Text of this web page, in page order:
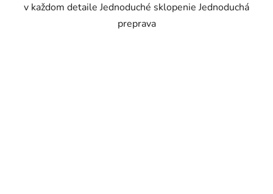
v každom detaile Jednoduché sklopenie Jednoduchá
preprava